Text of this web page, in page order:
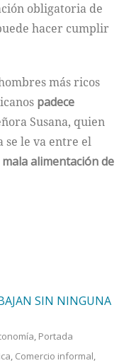
obligatoria de
hacer cumplir
más ricos
padece
Susana, quien
se le va entre el
mala alimentación de
SIN NINGUNA
, Portada
, Comercio informal,